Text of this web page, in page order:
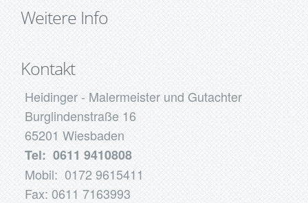
Weitere Info
Kontakt
Heidinger - Malermeister und Gutachter
Burglindenstraße 16
65201 Wiesbaden
Tel: 0611 9410808
Mobil: 0172 9615411
Fax: 0611 7163993